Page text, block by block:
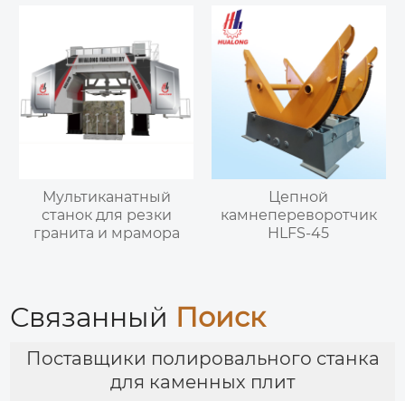
Мультиканатный
станок для резки
гранита и мрамора
Цепной
камнепереворотчик
HLFS-45
Связанный Поиск
Поставщики полировального станка
для каменных плит